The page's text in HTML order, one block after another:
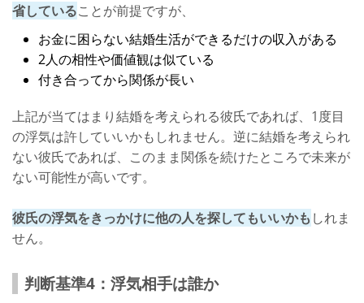
省していることが前提ですが、
お金に困らない結婚生活ができるだけの収入がある
2人の相性や価値観は似ている
付き合ってから関係が長い
上記が当てはまり結婚を考えられる彼氏であれば、1度目
の浮気は許していいかもしれません。逆に結婚を考えられ
ない彼氏であれば、このまま関係を続けたところで未来が
ない可能性が高いです。
彼氏の浮気をきっかけに他の人を探してもいいかも しれま
せん。
判断基準4：浮気相手は誰か